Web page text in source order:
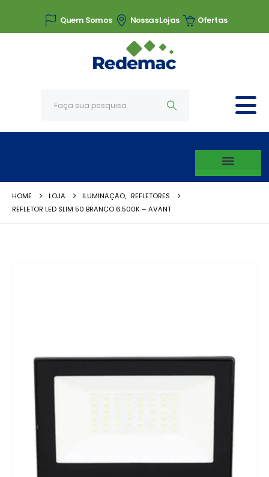
Quem Somos Nossas Lojas Ofertas
HOME LOJA ILUMINAÇÃO, REFLETORES
REFLETOR LED SLIM 50 BRANCO 6.500K – AVANT